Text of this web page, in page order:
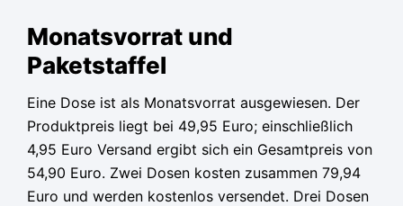
Monatsvorrat und
Paketstaffel
Eine Dose ist als Monatsvorrat ausgewiesen. Der
Produktpreis liegt bei 49,95 Euro; einschließlich
4,95 Euro Versand ergibt sich ein Gesamtpreis von
54,90 Euro. Zwei Dosen kosten zusammen 79,94
Euro und werden kostenlos versendet. Drei Dosen